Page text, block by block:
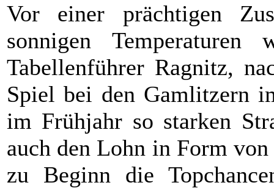
Vor einer prächtigen
sonnigen
Tabellenführer Ragnitz,
Spiel bei den Gamlitzern
im Frühjahr so starken
auch den Lohn in Form
zu Beginn die